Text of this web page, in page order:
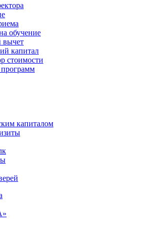
обучение
вычет
капитал
стоимости
капиталом